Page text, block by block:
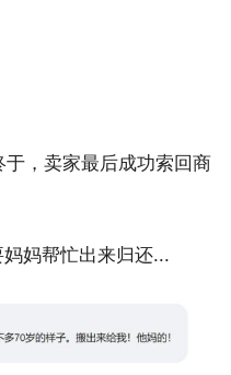
，卖家最后成功索回商
妈帮忙出来归还...